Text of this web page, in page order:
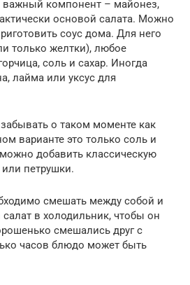
важный компонент – майонез,
основой салата. Можно
соус дома. Для него
только желтки), любое
соль и сахар. Иногда
лайма или уксус для
о таком моменте как
варианте это только соль и
добавить классическую
петрушки.
смешать между собой и
салат в холодильник, чтобы он
смешались друг с
часов блюдо может быть